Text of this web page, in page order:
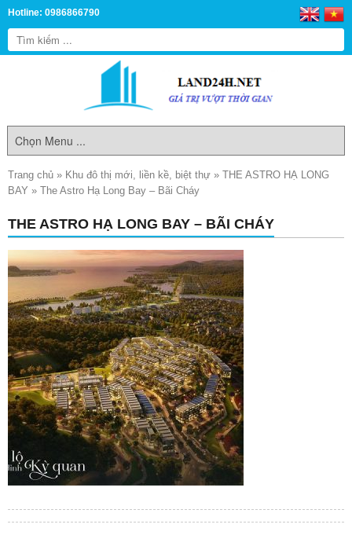
Hotline: 0986866790
Trang chủ » Khu đô thị mới, liền kề, biệt thự » THE ASTRO HẠ LONG
BAY » The Astro Hạ Long Bay – Bãi Cháy
THE ASTRO HẠ LONG BAY – BÃI CHÁY